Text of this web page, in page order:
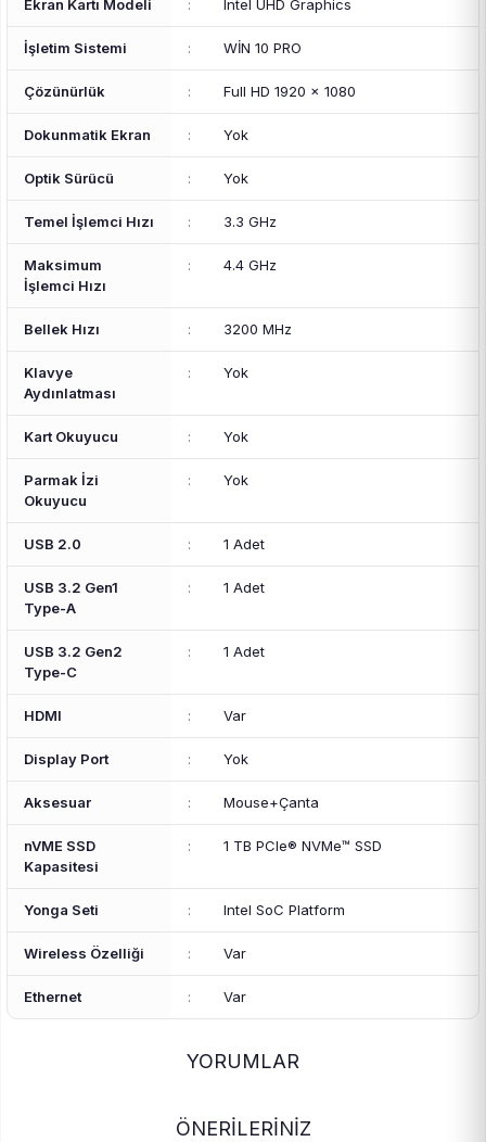
Ekran Kartı Modeli : Intel UHD Graphics
İşletim Sistemi : WİN 10 PRO
Çözünürlük : Full HD 1920 x 1080
Dokunmatik Ekran : Yok
Optik Sürücü : Yok
Temel İşlemci Hızı : 3.3 GHz
Maksimum
İşlemci Hızı
: 4.4 GHz
Bellek Hızı : 3200 MHz
Klavye
Aydınlatması
: Yok
Kart Okuyucu : Yok
Parmak İzi
Okuyucu
: Yok
USB 2.0 : 1 Adet
USB 3.2 Gen1
Type-A
: 1 Adet
USB 3.2 Gen2
Type-C
: 1 Adet
HDMI : Var
Display Port : Yok
Aksesuar : Mouse+Çanta
nVME SSD
Kapasitesi
: 1 TB PCIe® NVMe™ SSD
Yonga Seti : Intel SoC Platform
Wireless Özelliği : Var
Ethernet : Var
YORUMLAR
ÖNERİLERİNİZ